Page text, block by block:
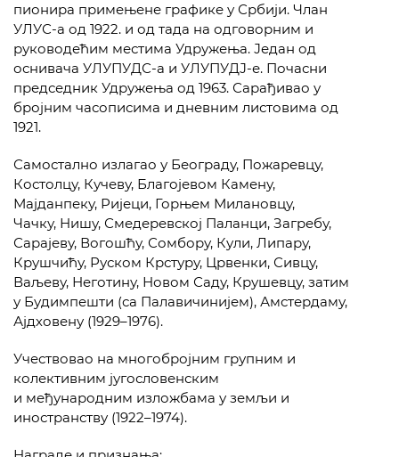
пионира примењене графике у Србији. Члан
УЛУС-а од 1922. и од тада на одговорним и
руководећим местима Удружења. Један од
оснивача УЛУПУДС-а и УЛУПУДЈ-е. Почасни
председник Удружења од 1963. Сарађивао у
бројним часописима и дневним листовима од
1921.
Самостално излагао у Београду, Пожаревцу,
Костолцу, Кучеву, Благојевом Камену,
Мајданпеку, Ријеци, Горњем Милановцу,
Чачку, Нишу, Смедеревској Паланци, Загребу,
Сарајеву, Вогошћу, Сомбору, Кули, Липару,
Крушчићу, Руском Крстуру, Црвенки, Сивцу,
Ваљеву, Неготину, Новом Саду, Крушевцу, затим
у Будимпешти (са Палавичинијем), Амстердаму,
Ајдховену (1929–1976).
Учествовао на многобројним групним и
колективним југословенским
и међународним изложбама у земљи и
иностранству (1922–1974).